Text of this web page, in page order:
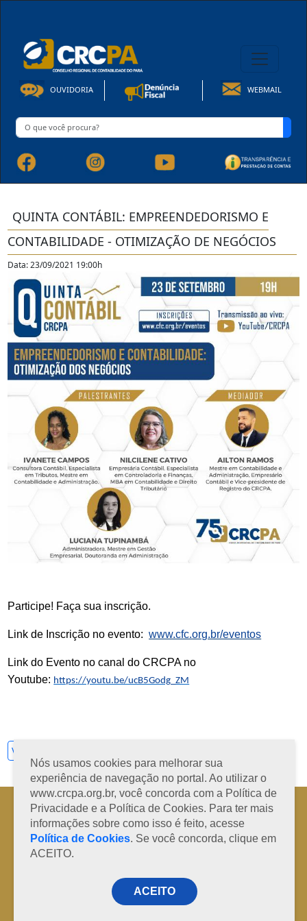
OUVIDORIA WEBMAIL
QUINTA CONTÁBIL: EMPREENDEDORISMO E
CONTABILIDADE - OTIMIZAÇÃO DE NEGÓCIOS
Data: 23/09/2021 19:00h
Participe! Faça sua inscrição.
Link de Inscrição no evento:www.cfc.org.br/eventos
Link do Evento no canal do CRCPA no
Youtube: https://youtu.be/ucB5Godg_ZM
Ver todos
Nós usamos cookies para melhorar sua
experiência de navegação no portal. Ao utilizar o
www.crcpa.org.br, você concorda com a Política de
Privacidade e a Política de Cookies. Para ter mais
informações sobre como isso é feito, acesse
Política de Cookies. Se você concorda, clique em
ACEITO.
ACEITO
Horário de Atendimento: 08h às 12h e 13h às 17h de segunda à sexta-
feira
Fone: +55 91 3202-4150 | E-mail: protocolo@crcpa.org.br
Copyright 2014/2026 | Todos os direitos reservados ao CRC-PA
Desenvolvido porRD Code Soluções Digitais